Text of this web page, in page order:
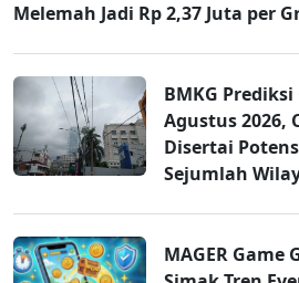
Melemah Jadi Rp 2,37 Juta per
BMKG
Agustus 2026,
Disertai
Sejumlah
MAGER Game